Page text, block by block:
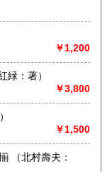
書店。江戸のト
日【※7月23日
便をお掛けいたし
￥1,200
文館版） （佐藤紅緑：著）
￥3,800
￥1,500